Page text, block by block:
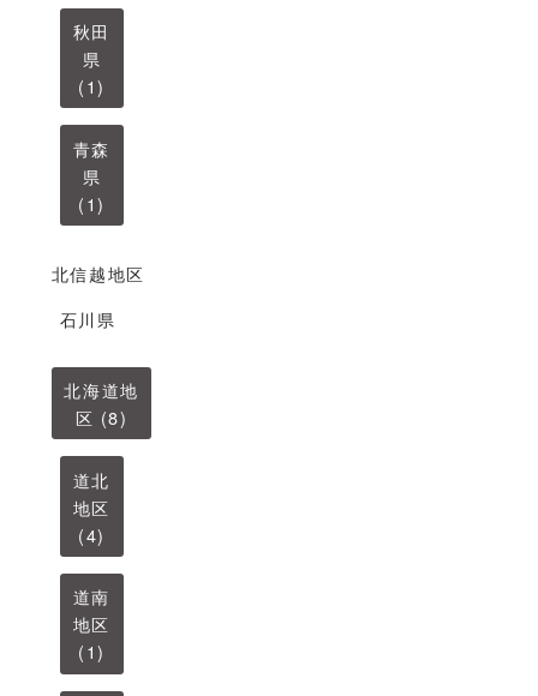
秋田
県
(1)
青森
県
(1)
北信越地区
石川県
北海道地
区 (8)
道北
地区
(4)
道南
地区
(1)